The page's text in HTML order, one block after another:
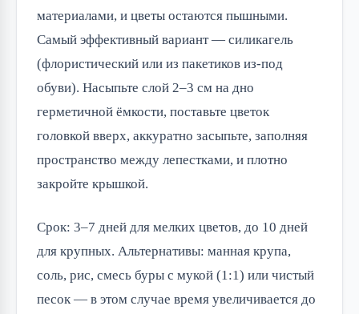
материалами, и цветы остаются пышными.
Самый эффективный вариант — силикагель
(флористический или из пакетиков из-под
обуви). Насыпьте слой 2–3 см на дно
герметичной ёмкости, поставьте цветок
головкой вверх, аккуратно засыпьте, заполняя
пространство между лепестками, и плотно
закройте крышкой.
Срок: 3–7 дней для мелких цветов, до 10 дней
для крупных. Альтернативы: манная крупа,
соль, рис, смесь буры с мукой (1:1) или чистый
песок — в этом случае время увеличивается до